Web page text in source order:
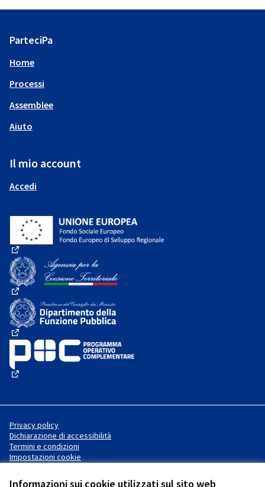
Informazioni sui cookie utilizzati sul sito web
ParteciPa
Home
Processi
Assemblee
Aiuto
Il mio account
Accedi
(Collegamento esterno)
(Collegamento esterno)
(Collegamento esterno)
Privacy policy
Dichiarazione di accessibilità
Termini e condizioni
Impostazioni cookie